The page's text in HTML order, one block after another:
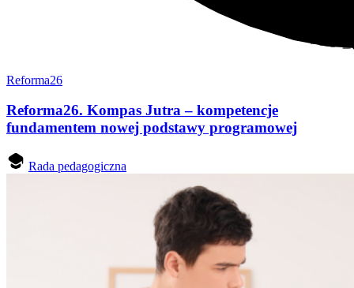
Reforma26
Reforma26. Kompas Jutra – kompetencje
fundamentem nowej podstawy programowej
Rada pedagogiczna